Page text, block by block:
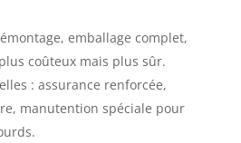
emballage complet,
coûteux mais plus sûr.
: assurance renforcée,
manutention spéciale pour